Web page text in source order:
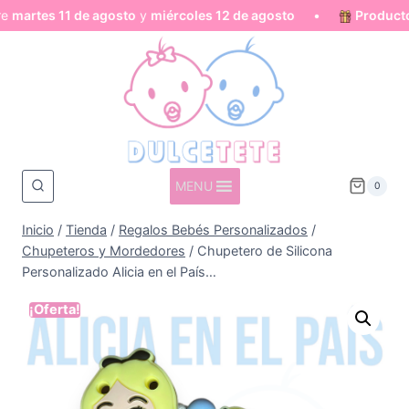
11 de agostoymiércoles 12 de agosto• Productos
MENU 0
Inicio / Tienda / Regalos Bebés Personalizados /
Chupeteros y Mordedores / Chupetero de Silicona
Personalizado Alicia en el País…
¡Oferta!